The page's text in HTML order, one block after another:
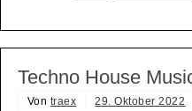
Techno House
Von traex
29. Oktober 2022